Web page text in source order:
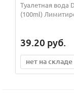
Туалетная вода
(100ml)
39.20 руб.
нет на складе